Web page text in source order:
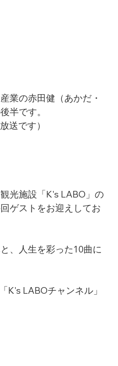
業の赤田健（あかだ・
半です。
送です）
光施設「K's LABO」の
ゲストをお迎えしてお
、人生を彩った10曲に
K's LABOチャンネル」